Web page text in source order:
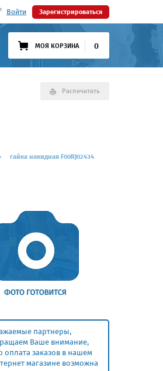
Войти Зарегистрироваться
МОЯ КОРЗИНА 0
Распечатать
гайка накидная F00RJ02434
партнеры,
Ваше внимание,
оплата заказов в нашем
магазине возможна